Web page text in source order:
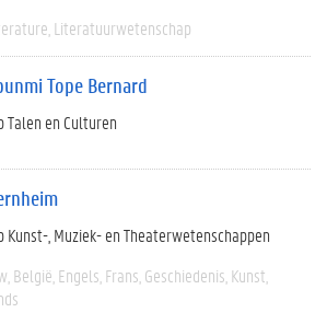
Literatuurwetenschap
Tope Bernard
Talen en Culturen
Kunst-, Muziek- en Theaterwetenschappen
België Engels Frans Geschiedenis Kunst